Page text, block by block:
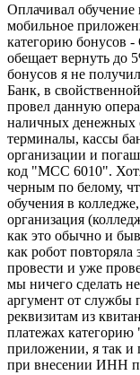
Оплачивал
мобильное
категорию бонусов -
обещает вернуть до
бонусов я не
Банк, в свойственной
провел данную
наличных денежных
терминалы, кассы
организации и
код "МСС 6010".
черным по белому,
обучения в
организация
как это обычно и
как робот
провести и уже
мы ничего сделать
аргумент от службы
реквизитам из
платежах
приложении, я так и
при внесении ИНН